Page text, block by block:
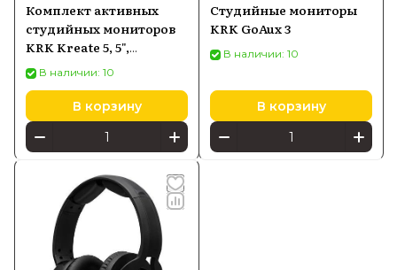
Комплект активных
студийных мониторов
KRK Kreate 5, 5",
Bluetooth, пара
В наличии: 10
В корзину
Студийные мониторы
KRK GoAux 3
В наличии: 10
В корзину